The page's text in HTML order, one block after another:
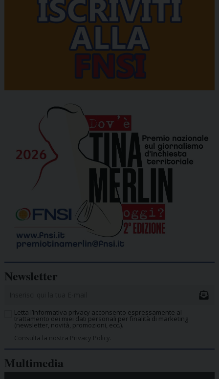
Newsletter
Letta l’informativa privacy acconsento espressamente al
trattamento dei miei dati personali per finalità di marketing
(newsletter, novità, promozioni, ecc.).
Consulta la nostra Privacy Policy.
Multimedia